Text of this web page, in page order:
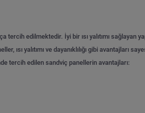
edilmektedir. İyi bir ısı yalıtımı sağlayan
ısı yalıtımı ve dayanıklılığı gibi avantajları
tercih edilen sandviç panellerin avantajları: